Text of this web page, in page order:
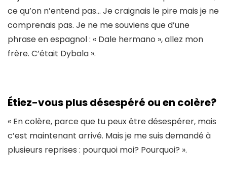
ce qu’on n’entend pas… Je craignais le pire mais je ne
comprenais pas. Je ne me souviens que d’une
phrase en espagnol : « Dale hermano », allez mon
frère. C’était Dybala ».
Étiez-vous plus désespéré ou en colère?
« En colère, parce que tu peux être désespérer, mais
c’est maintenant arrivé. Mais je me suis demandé à
plusieurs reprises : pourquoi moi? Pourquoi? ».